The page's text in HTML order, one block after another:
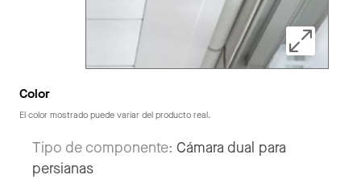
Color
El color mostrado puede variar del producto real.
Tipo de componente: Cámara dual para
persianas